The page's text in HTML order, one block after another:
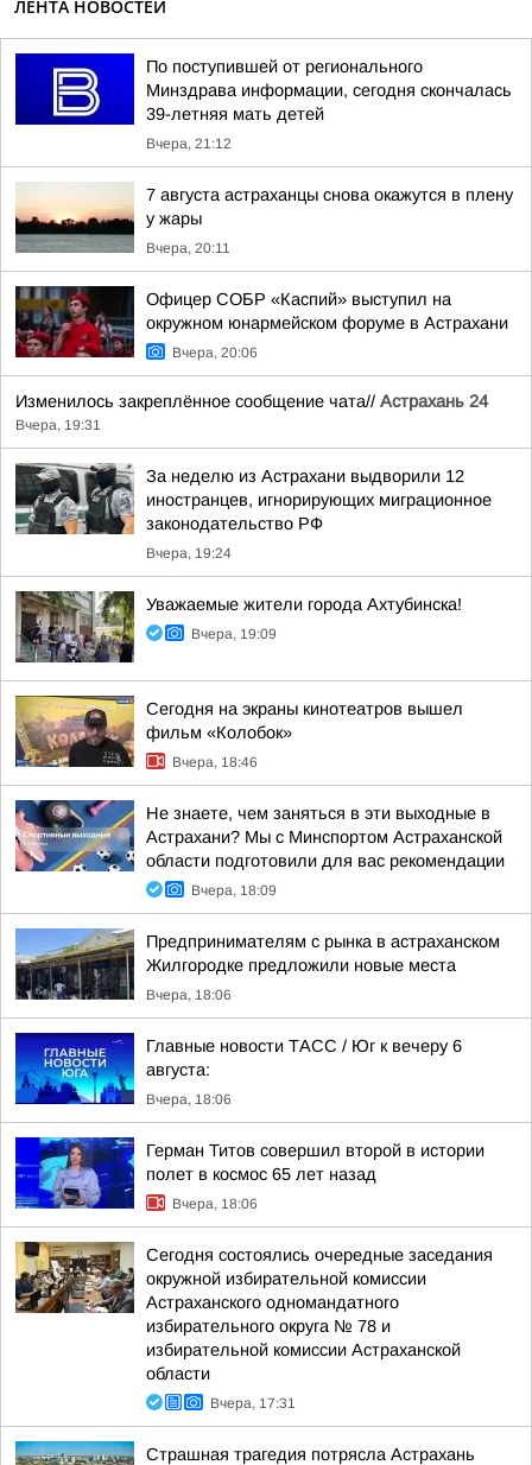
ЛЕНТА НОВОСТЕЙ
По поступившей от регионального
Минздрава информации, сегодня скончалась
39-летняя мать детей
Вчера, 21:12
7 августа астраханцы снова окажутся в плену
у жары
Вчера, 20:11
Офицер СОБР «Каспий» выступил на
окружном юнармейском форуме в Астрахани
Вчера, 20:06
Изменилось закреплённое сообщение чата// Астрахань 24
Вчера, 19:31
За неделю из Астрахани выдворили 12
иностранцев, игнорирующих миграционное
законодательство РФ
Вчера, 19:24
Уважаемые жители города Ахтубинска!
Вчера, 19:09
Сегодня на экраны кинотеатров вышел
фильм «Колобок»
Вчера, 18:46
Не знаете, чем заняться в эти выходные в
Астрахани? Мы с Минспортом Астраханской
области подготовили для вас рекомендации
Вчера, 18:09
Предпринимателям с рынка в астраханском
Жилгородке предложили новые места
Вчера, 18:06
Главные новости ТАСС / Юг к вечеру 6
августа:
Вчера, 18:06
Герман Титов совершил второй в истории
полет в космос 65 лет назад
Вчера, 18:06
Сегодня состоялись очередные заседания
окружной избирательной комиссии
Астраханского одномандатного
избирательного округа № 78 и
избирательной комиссии Астраханской
области
Вчера, 17:31
Страшная трагедия потрясла Астрахань